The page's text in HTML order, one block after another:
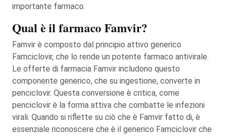
importante farmaco.
Qual è il farmaco Famvir?
Famvir è composto dal principio attivo generico
Famciclovir, che lo rende un potente farmaco antivirale.
Le offerte di farmacia Famvir includono questo
componente generico, che su ingestione, converte in
penciclovir. Questa conversione è critica, come
penciclovir è la forma attiva che combatte le infezioni
virali. Quando si riflette su ciò che è Famvir fatto di, è
essenziale riconoscere che è il generico Famciclovir che